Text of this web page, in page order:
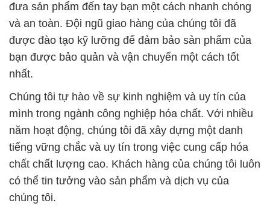
đưa sản phẩm đến tay bạn một cách nhanh chóng
và an toàn. Đội ngũ giao hàng của chúng tôi đã
được đào tạo kỹ lưỡng để đảm bảo sản phẩm của
bạn được bảo quản và vận chuyển một cách tốt
nhất.
Chúng tôi tự hào về sự kinh nghiệm và uy tín của
mình trong ngành công nghiệp hóa chất. Với nhiều
năm hoạt động, chúng tôi đã xây dựng một danh
tiếng vững chắc và uy tín trong việc cung cấp hóa
chất chất lượng cao. Khách hàng của chúng tôi luôn
có thể tin tưởng vào sản phẩm và dịch vụ của
chúng tôi.